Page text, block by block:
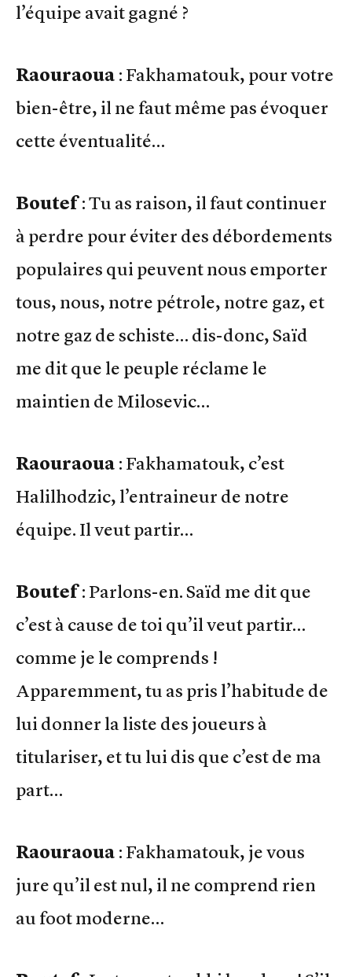
l’équipe avait gagné ?
Raouraoua : Fakhamatouk, pour votre
bien-être, il ne faut même pas évoquer
cette éventualité…
Boutef: Tu as raison, il faut continuer
à perdre pour éviter des débordements
populaires qui peuvent nous emporter
tous, nous, notre pétrole, notre gaz, et
notre gaz de schiste… dis-donc, Saïd
me dit que le peuple réclame le
maintien de Milosevic…
Raouraoua : Fakhamatouk, c’est
Halilhodzic, l’entraineur de notre
équipe. Il veut partir…
Boutef: Parlons-en. Saïd me dit que
c’est à cause de toi qu’il veut partir…
comme je le comprends !
Apparemment, tu as pris l’habitude de
lui donner la liste des joueurs à
titulariser, et tu lui dis que c’est de ma
part…
Raouraoua : Fakhamatouk, je vous
jure qu’il est nul, il ne comprend rien
au foot moderne…